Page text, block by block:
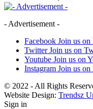
- Advertisement -
Facebook Join us on
Twitter Join us on
Youtube Join us on
Instagram Join us on
© 2022 - All Rights
Website Design: Trendsz
Sign in